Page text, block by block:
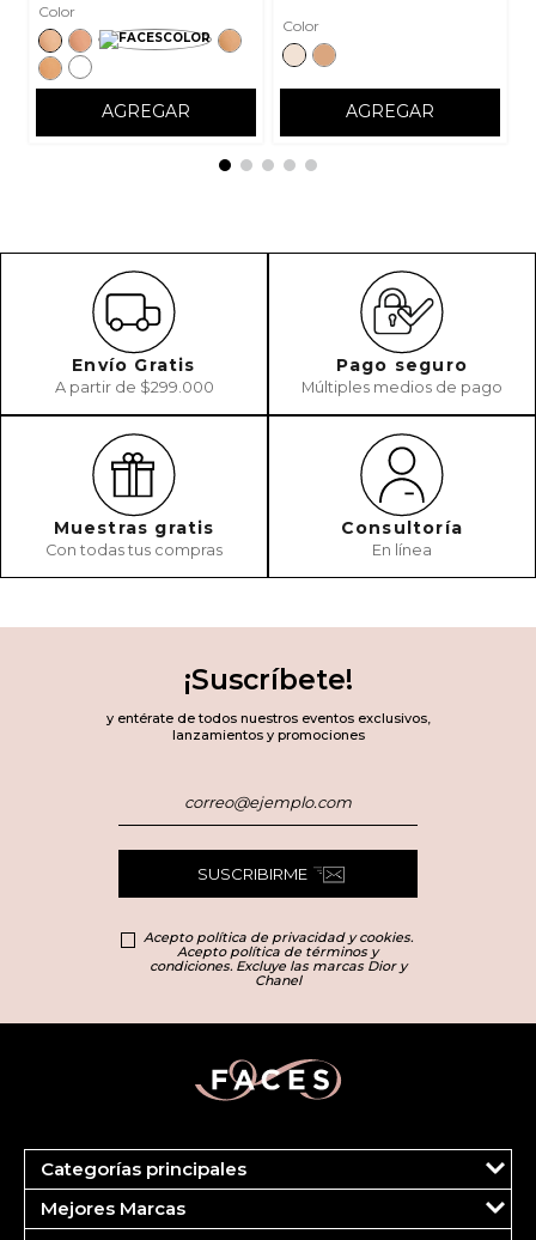
Color
AGREGAR
Color
AGREGAR
Envío Gratis
A partir de $299.000
Pago seguro
Múltiples medios de pago
Muestras gratis
Con todas tus compras
Consultoría
En línea
¡Suscríbete!
y entérate de todos nuestros eventos exclusivos,
lanzamientos y promociones
SUSCRIBIRME
Acepto política de privacidad y cookies.
Acepto política de términos y
condiciones. Excluye las marcas Dior y
Chanel
Categorías principales
Marcas
Dior
Mejores Marcas
Clinique